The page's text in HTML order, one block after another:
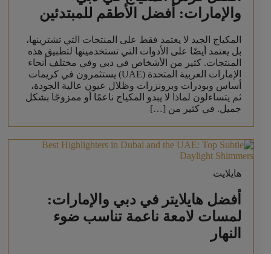
والإمارات: أفضل الأطقم للمبتدئين
المكياج الجيد لا يعتمد فقط على المنتجات التي تشترينها،
بل يعتمد أيضًا على الأدوات التي تستخدمينها لتطبيق هذه
المنتجات. كثير من الأشخاص في دبي وفي مختلف أنحاء
الإمارات العربية المتحدة (UAE) يستثمرون في كريمات
أساس وبودرات وبرونزرات وظلال عيون عالية الجودة،
ثم يتساءلون لماذا لا يبدو المكياج ناعمًا أو ممزوجًا بشكل
جميل. في كثير من […]
هايلايت
أفضل هايلايتر في دبي والإمارات:
لمسات لامعة ناعمة تناسب ضوء
النهار